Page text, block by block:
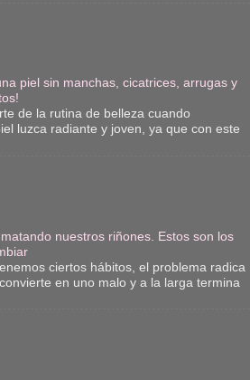
piel sin manchas, cicatrices, arrugas y
de la rutina de belleza cuando
luzca radiante y joven, ya que con este
nuestros riñones. Estos son los
ciertos hábitos, el problema radica
en uno malo y a la larga termina